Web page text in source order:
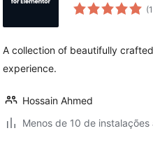
(1
A collection of beautifully
experience.
Hossain Ahmed
Menos de 10 de instalações